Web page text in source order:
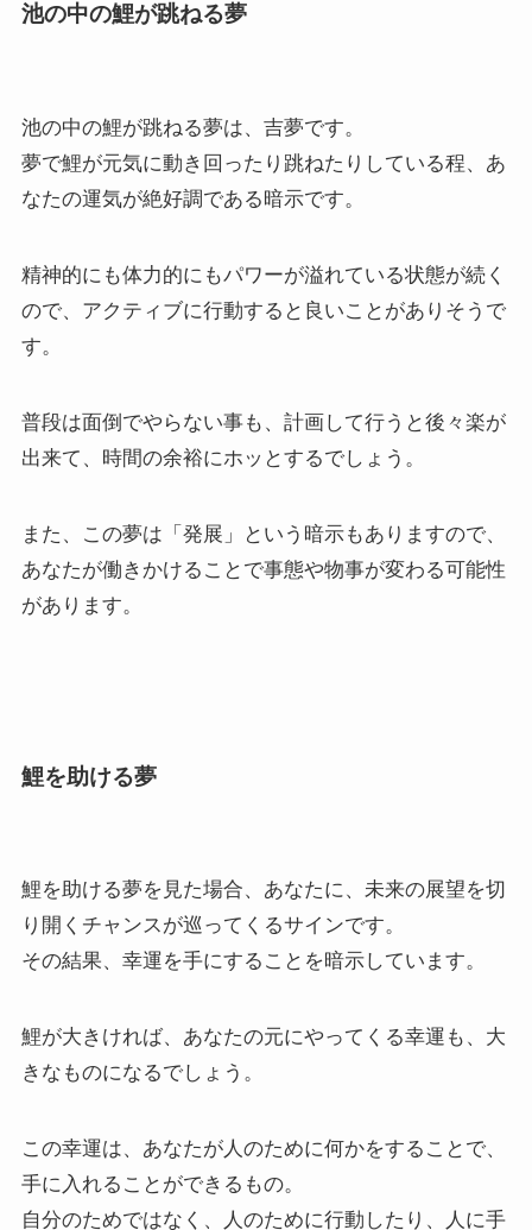
池の中の鯉が跳ねる夢
池の中の鯉が跳ねる夢は、吉夢です。
夢で鯉が元気に動き回ったり跳ねたりしている程、あ
なたの運気が絶好調である暗示です。
精神的にも体力的にもパワーが溢れている状態が続く
ので、アクティブに行動すると良いことがありそうで
す。
普段は面倒でやらない事も、計画して行うと後々楽が
出来て、時間の余裕にホッとするでしょう。
また、この夢は「発展」という暗示もありますので、
あなたが働きかけることで事態や物事が変わる可能性
があります。
鯉を助ける夢
鯉を助ける夢を見た場合、あなたに、未来の展望を切
り開くチャンスが巡ってくるサインです。
その結果、幸運を手にすることを暗示しています。
鯉が大きければ、あなたの元にやってくる幸運も、大
きなものになるでしょう。
この幸運は、あなたが人のために何かをすることで、
手に入れることができるもの。
自分のためではなく、人のために行動したり、人に手